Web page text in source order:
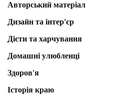
Авторський матеріал
Дизайн та інтер'єр
Дієти та харчування
Домашні улюбленці
Здоров'я
Історія краю